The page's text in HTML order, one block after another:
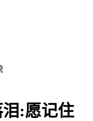
:愿记住